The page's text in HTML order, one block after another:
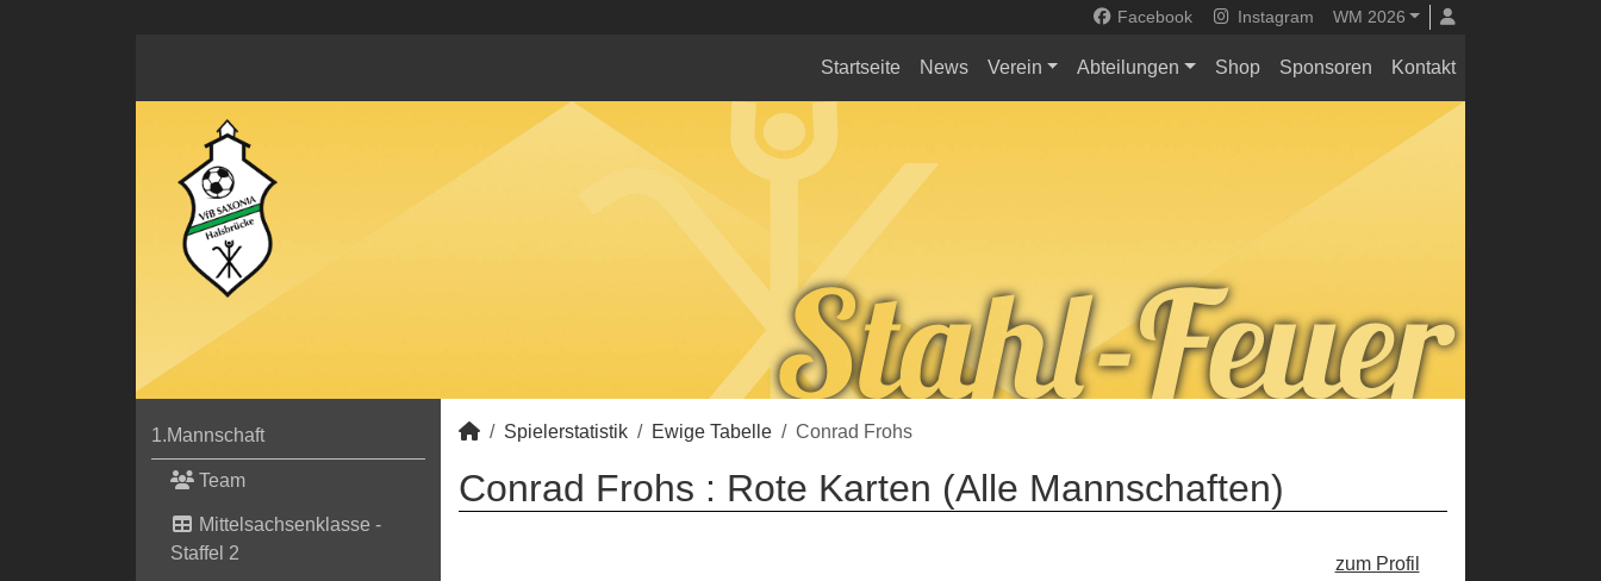
Facebook Instagram WM 2026
Startseite News Verein Abteilungen Shop Sponsoren Kontakt
1.Mannschaft
Team
Mittelsachsenklasse -
Staffel 2
Spielerstatistik Ewige Tabelle Conrad Frohs
Conrad Frohs : Rote Karten (Alle Mannschaften)
zum Profil